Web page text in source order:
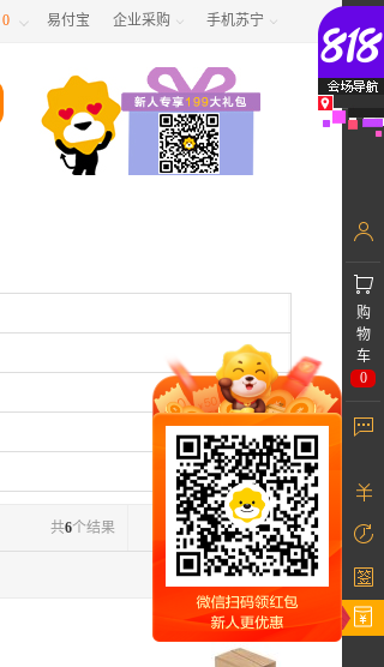
0  易付宝 企业采购  手机苏宁 
共6个结果
购
物
车
0